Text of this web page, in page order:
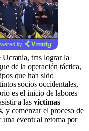
by
Ucrania, tras lograr la
de la operación táctica,
que han sido
socios occidentales,
es el inicio de labores
a las víctimas
, y comenzar el proceso de
una eventual retoma por